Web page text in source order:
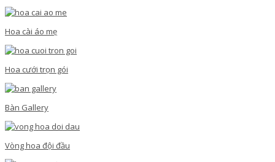
Hoa cài áo mẹ
Hoa cưới trọn gói
Bàn Gallery
Vòng hoa đội đầu